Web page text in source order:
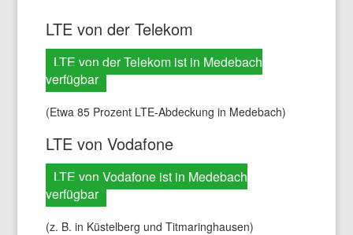
LTE von der Telekom
LTE von der Telekom ist in Medebach
verfügbar
(Etwa 85 Prozent LTE-Abdeckung in Medebach)
LTE von Vodafone
LTE von Vodafone ist in Medebach
verfügbar
(z. B. in Küstelberg und Titmaringhausen)